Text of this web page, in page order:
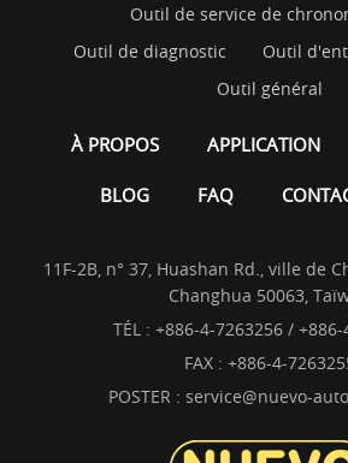
Outil de service de
Outil de diagnostic
Outil
Outil général
À PROPOS APPLICATION
BLOG FAQ
11F-2B, n° 37, Huashan Rd., ville de
Changhua 50063,
TÉL : +886-4-7263256 /
FAX : +886-4-
POSTER : service@nuevo-